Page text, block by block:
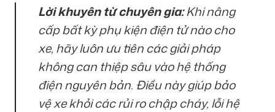
Lời khuyên từ chuyên gia:Khi nâng
cấp bất kỳ phụ kiện điện tử nào cho
xe, hãy luôn ưu tiên các giải pháp
không can thiệp sâu vào hệ thống
điện nguyên bản. Điều này giúp bảo
vệ xe khỏi các rủi ro chập cháy, lỗi hệ